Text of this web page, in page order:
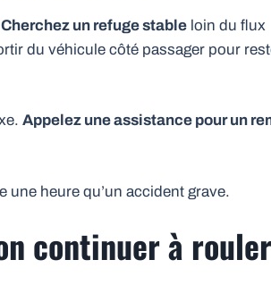
Cherchez un refuge stable loin du flux
du véhicule côté passager pour
Appelez une assistance pour un
une heure qu’un accident grave.
continuer à